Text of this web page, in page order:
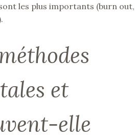
les plus importants (burn out,
et
elle